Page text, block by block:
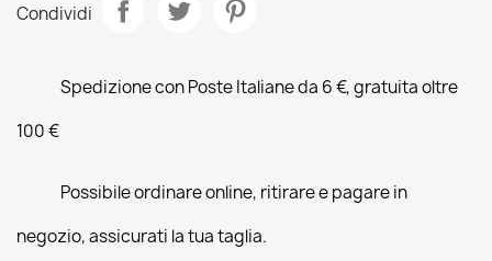
Condividi
Spedizione con Poste Italiane da 6 €, gratuita oltre
100 €
Possibile ordinare online, ritirare e pagare in
negozio, assicurati la tua taglia.